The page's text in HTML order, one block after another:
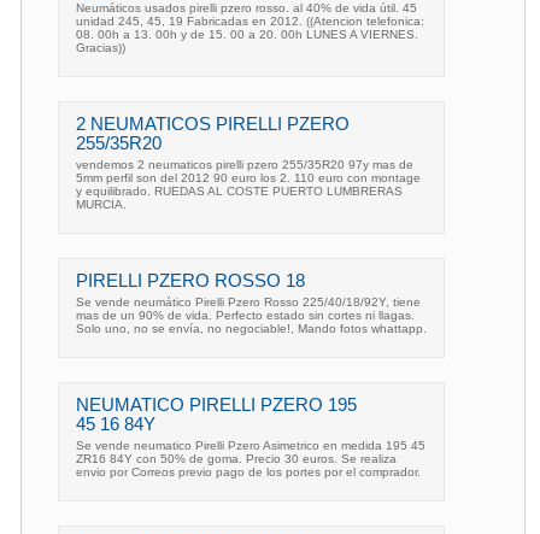
Neumáticos usados pirelli pzero rosso. al 40% de vida útil. 45
unidad 245, 45, 19 Fabricadas en 2012. ((Atencion telefonica:
08. 00h a 13. 00h y de 15. 00 a 20. 00h LUNES A VIERNES.
Gracias))
2 NEUMATICOS PIRELLI PZERO
255/35R20
vendemos 2 neumaticos pirelli pzero 255/35R20 97y mas de
5mm perfil son del 2012 90 euro los 2. 110 euro con montage
y equilibrado. RUEDAS AL COSTE PUERTO LUMBRERAS
MURCIA.
PIRELLI PZERO ROSSO 18
Se vende neumático Pirelli Pzero Rosso 225/40/18/92Y, tiene
mas de un 90% de vida. Perfecto estado sin cortes ni llagas.
Solo uno, no se envía, no negociable!, Mando fotos whattapp.
NEUMATICO PIRELLI PZERO 195
45 16 84Y
Se vende neumatico Pirelli Pzero Asimetrico en medida 195 45
ZR16 84Y con 50% de goma. Precio 30 euros. Se realiza
envio por Correos previo pago de los portes por el comprador.